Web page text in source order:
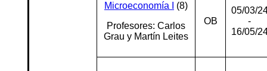
Microeconomía I
(8)
Profesores: Carlos
Grau y Martín Leites
OB
05/03/
-
16/05/